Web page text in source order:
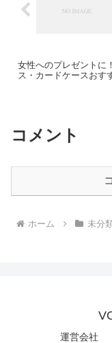
女性へのプレゼントに
ス・カードケースおす
コメント
ホーム 未分
運営会社